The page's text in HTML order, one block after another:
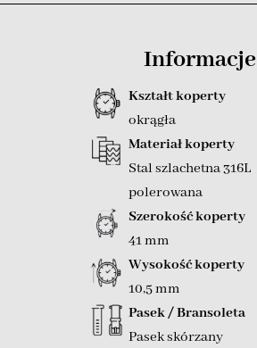
Informacje
Kształt koperty
okrągła
Materiał koperty
Stal szlachetna 316L
polerowana
Szerokość koperty
41 mm
Wysokość koperty
10,5 mm
Pasek / Bransoleta
Pasek skórzany